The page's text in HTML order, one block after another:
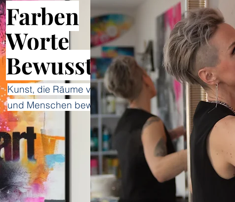
Farben
Worte
Bewusstsein
Kunst, die Räume verändert
und Menschen bewegt.